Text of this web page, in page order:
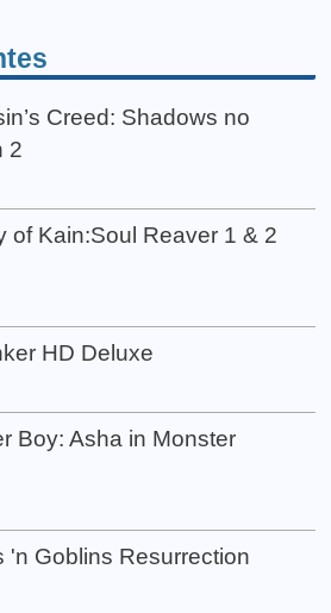
Creed: Shadows no
2
of Kain:Soul Reaver 1 & 2
HD Deluxe
Boy: Asha in Monster
'n Goblins Resurrection